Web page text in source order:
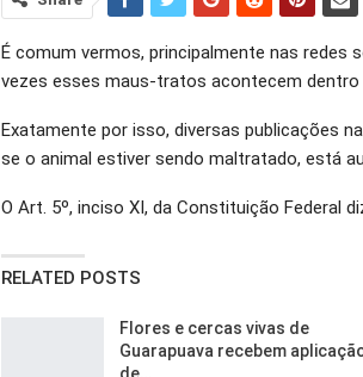
É comum vermos, principalmente nas
vezes esses maus-tratos acontecem
Exatamente por isso, diversas publicações
se o animal estiver sendo maltratado, está
O Art. 5º, inciso XI, da Constituição Federal
RELATED POSTS
Flores e cercas vivas de
Guarapuava recebem